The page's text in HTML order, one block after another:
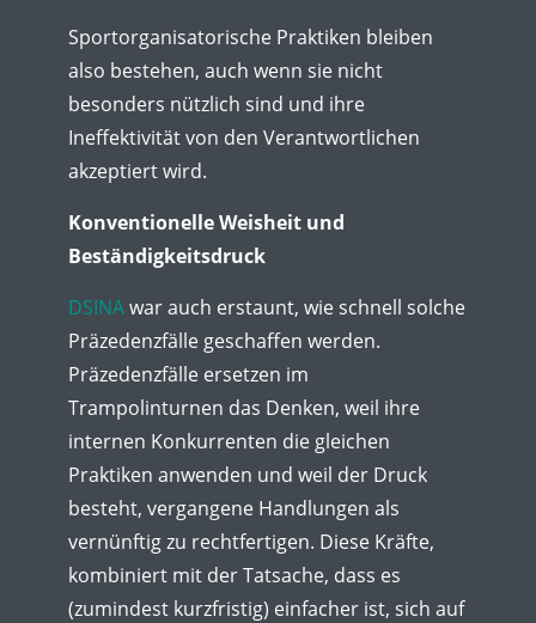
Sportorganisatorische Praktiken bleiben
also bestehen, auch wenn sie nicht
besonders nützlich sind und ihre
Ineffektivität von den Verantwortlichen
akzeptiert wird.
Konventionelle Weisheit und
Beständigkeitsdruck
DSINAwar auch erstaunt, wie schnell solche
Präzedenzfälle geschaffen werden.
Präzedenzfälle ersetzen im
Trampolinturnen das Denken, weil ihre
internen Konkurrenten die gleichen
Praktiken anwenden und weil der Druck
besteht, vergangene Handlungen als
vernünftig zu rechtfertigen. Diese Kräfte,
kombiniert mit der Tatsache, dass es
(zumindest kurzfristig) einfacher ist, sich auf